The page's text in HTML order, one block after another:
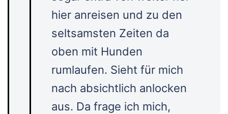
hier anreisen und zu den
seltsamsten Zeiten da
oben mit Hunden
rumlaufen. Sieht für mich
nach absichtlich anlocken
aus. Da frage ich mich,